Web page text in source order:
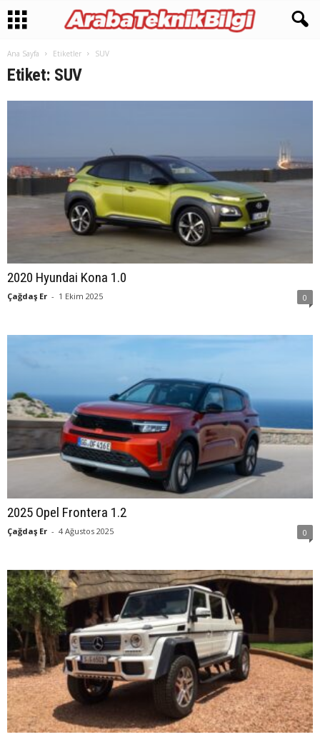
Ana Sayfa Etiketler SUV
Etiket: SUV
2020 Hyundai Kona 1.0
Çağdaş Er - 1 Ekim 2025 0
2025 Opel Frontera 1.2
Çağdaş Er - 4 Ağustos 2025 0